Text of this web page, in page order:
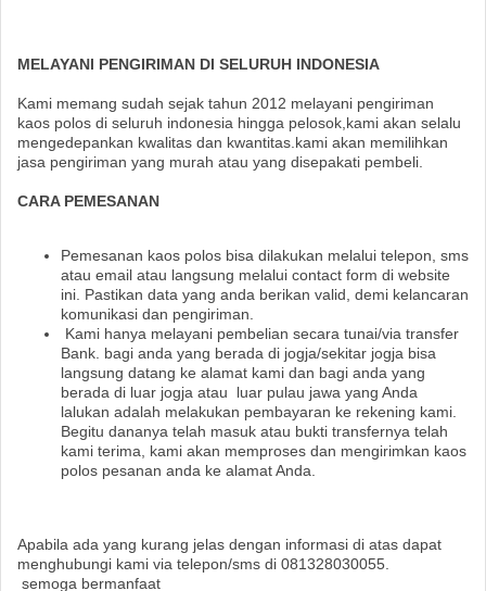
MELAYANI PENGIRIMAN DI SELURUH INDONESIA
Kami memang sudah sejak tahun 2012 melayani pengiriman
kaos polos di seluruh indonesia hingga pelosok,kami akan selalu
mengedepankan kwalitas dan kwantitas.kami akan memilihkan
jasa pengiriman yang murah atau yang disepakati pembeli.
CARA PEMESANAN
Pemesanan kaos polos bisa dilakukan melalui telepon, sms
atau email atau langsung melalui contact form di website
ini. Pastikan data yang anda berikan valid, demi kelancaran
komunikasi dan pengiriman.
Kami hanya melayani pembelian secara tunai/via transfer
Bank. bagi anda yang berada di jogja/sekitar jogja bisa
langsung datang ke alamat kami dan bagi anda yang
berada di luar jogja atau luar pulau jawa yang Anda
lalukan adalah melakukan pembayaran ke rekening kami.
Begitu dananya telah masuk atau bukti transfernya telah
kami terima, kami akan memproses dan mengirimkan kaos
polos pesanan anda ke alamat Anda.
Apabila ada yang kurang jelas dengan informasi di atas dapat
menghubungi kami via telepon/sms di 081328030055.
semoga bermanfaat